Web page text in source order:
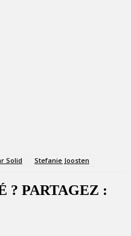
Solid Stefanie Joosten
? PARTAGEZ :